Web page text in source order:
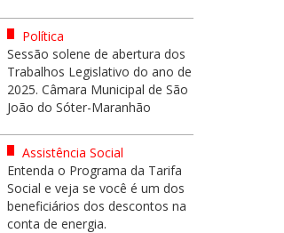
Política
Sessão solene de abertura dos
Trabalhos Legislativo do ano de
2025. Câmara Municipal de São
João do Sóter-Maranhão
Assistência Social
Entenda o Programa da Tarifa
Social e veja se você é um dos
beneficiários dos descontos na
conta de energia.